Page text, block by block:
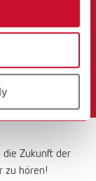
inkl.
Tarifen und
die Zukunft der
zu hören!